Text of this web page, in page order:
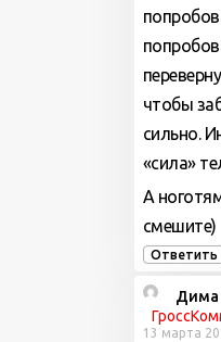
чтобы
сильно.
«сила»
А
смешите)
Ответить
Дима
13 марта